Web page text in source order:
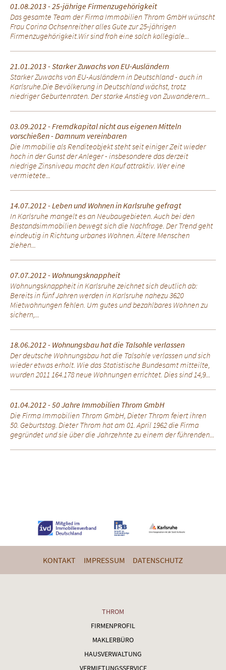
01.08.2013 - 25-jährige Firmenzugehörigkeit
Das gesamte Team der Firma Immobilien Throm GmbH wünscht
Frau Corina Ochsenreither alles Gute zur 25-jährigen
Firmenzugehörigkeit.Wir sind froh eine solch kollegiale...
21.01.2013 - Starker Zuwachs von EU-Ausländern
Starker Zuwachs von EU-Ausländern in Deutschland - auch in
Karlsruhe.Die Bevölkerung in Deutschland wächst, trotz
niedriger Geburtenraten. Der starke Anstieg von Zuwanderern...
03.09.2012 - Fremdkapital nicht aus eigenen Mitteln
vorschießen - Damnum vereinbaren
Die Immobilie als Renditeobjekt steht seit einiger Zeit wieder
hoch in der Gunst der Anleger - insbesondere das derzeit
niedrige Zinsniveau macht den Kauf attraktiv. Wer eine
vermietete...
14.07.2012 - Leben und Wohnen in Karlsruhe gefragt
In Karlsruhe mangelt es an Neubaugebieten. Auch bei den
Bestandsimmobilien bewegt sich die Nachfrage. Der Trend geht
eindeutig in Richtung urbanes Wohnen. Ältere Menschen
ziehen...
07.07.2012 - Wohnungsknappheit
Wohnungsknappheit in Karlsruhe zeichnet sich deutlich ab:
Bereits in fünf Jahren werden in Karlsruhe nahezu 3620
Mietwohnungen fehlen. Um gutes und bezahlbares Wohnen zu
sichern,...
18.06.2012 - Wohnungsbau hat die Talsohle verlassen
Der deutsche Wohnungsbau hat die Talsohle verlassen und sich
wieder etwas erholt. Wie das Statistische Bundesamt mitteilte,
wurden 2011 164.178 neue Wohnungen errichtet. Dies sind 14,9...
01.04.2012 - 50 Jahre Immobilien Throm GmbH
Die Firma Immobilien Throm GmbH, Dieter Throm feiert ihren
50. Geburtstag. Dieter Throm hat am 01. April 1962 die Firma
gegründet und sie über die Jahrzehnte zu einem der führenden...
KONTAKT IMPRESSUM DATENSCHUTZ
THROM
FIRMENPROFIL
MAKLERBÜRO
HAUSVERWALTUNG
VERMIETUNGSSERVICE